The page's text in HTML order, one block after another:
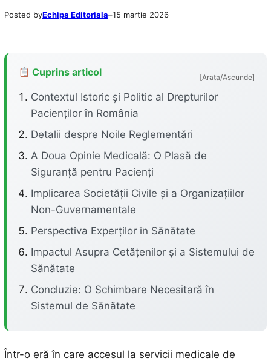
Posted byEchipa Editoriala–15 martie 2026
Cuprins articol [Arata/Ascunde]
Contextul Istoric și Politic al Drepturilor
Pacienților în România
Detalii despre Noile Reglementări
A Doua Opinie Medicală: O Plasă de
Siguranță pentru Pacienți
Implicarea Societății Civile și a Organizațiilor
Non-Guvernamentale
Perspectiva Experților în Sănătate
Impactul Asupra Cetățenilor și a Sistemului de
Sănătate
Concluzie: O Schimbare Necesitară în
Sistemul de Sănătate
Într-o eră în care accesul la servicii medicale de